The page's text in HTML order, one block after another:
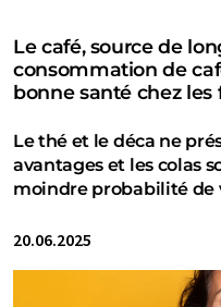
Le café, source de
consommation de
bonne santé chez les
Le thé et le déca ne
avantages et les colas
moindre probabilité de
20.06.2025